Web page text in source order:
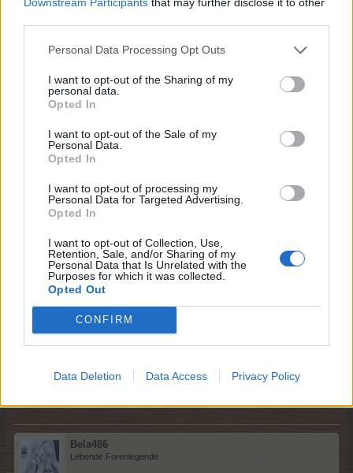
Personal Data Processing Opt Outs
I want to opt-out of the Sharing of my
personal data.
Opted In
I want to opt-out of the Sale of my
Personal Data.
Opted In
I want to opt-out of processing my
Personal Data for Targeted Advertising.
Opted In
I want to opt-out of Collection, Use,
Retention, Sale, and/or Sharing of my
Personal Data that Is Unrelated with the
Purposes for which it was collected.
Opted Out
CONFIRM
Data Deletion Data Access Privacy Policy
Beim Eingang liegt Abfall ... 4 Eierschalen ... 8 Bananenschalen
Sweet_Bubble:
Sehr wiederlich entwendet Erna triefende_ blaue und
buschige Blaubeeren lustlos einmalig.
29 Januar 2026
Tammoo,KrautundRuebenbauer
Sweet_Bubble
Bertas Esel liegt andauernd ... 4 Stunden ... 8 Stunden ...
6 Stunden
Tammoo ,KrautundRuebenbauerund Bela486gefällt dies.
Bela486
Lebende Forenlegende